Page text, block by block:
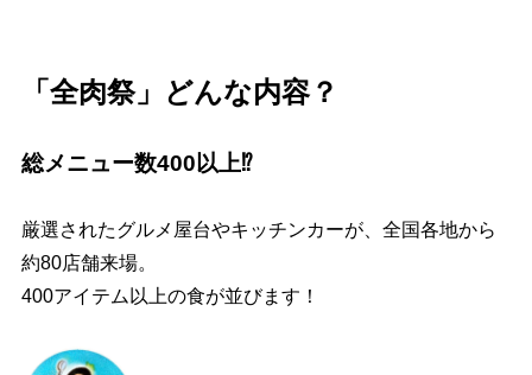
「全肉祭」どんな内容？
総メニュー数400以上⁉
厳選されたグルメ屋台やキッチンカーが、全国各地から
約80店舗来場。
400アイテム以上の食が並びます！